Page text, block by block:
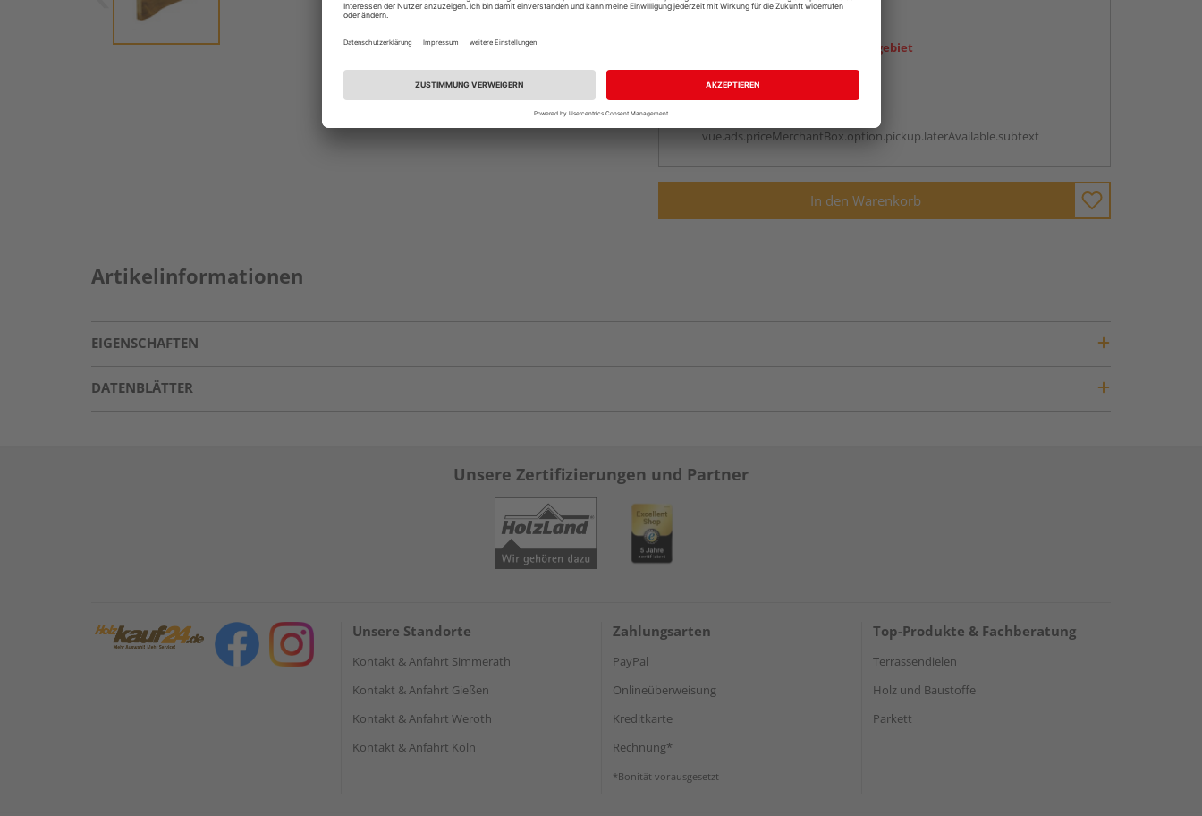
Ihr Standort ist nicht im Liefergebiet
vue.ads.priceMerchantBox.option.pickup.laterAvailable.subtext
In den Warenkorb
Artikelinformationen
EIGENSCHAFTEN
DATENBLÄTTER
Unsere Zertifizierungen und Partner
Unsere Standorte
Kontakt & Anfahrt Simmerath
Kontakt & Anfahrt Gießen
Kontakt & Anfahrt Weroth
Kontakt & Anfahrt Köln
Zahlungsarten
PayPal
Onlineüberweisung
Kreditkarte
Rechnung*
*Bonität vorausgesetzt
Top-Produkte & Fachberatung
Terrassendielen
Holz und Baustoffe
Parkett